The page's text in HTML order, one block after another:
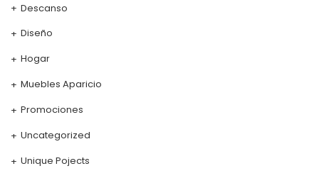
Descanso
Diseño
Hogar
Muebles Aparicio
Promociones
Uncategorized
Unique Pojects